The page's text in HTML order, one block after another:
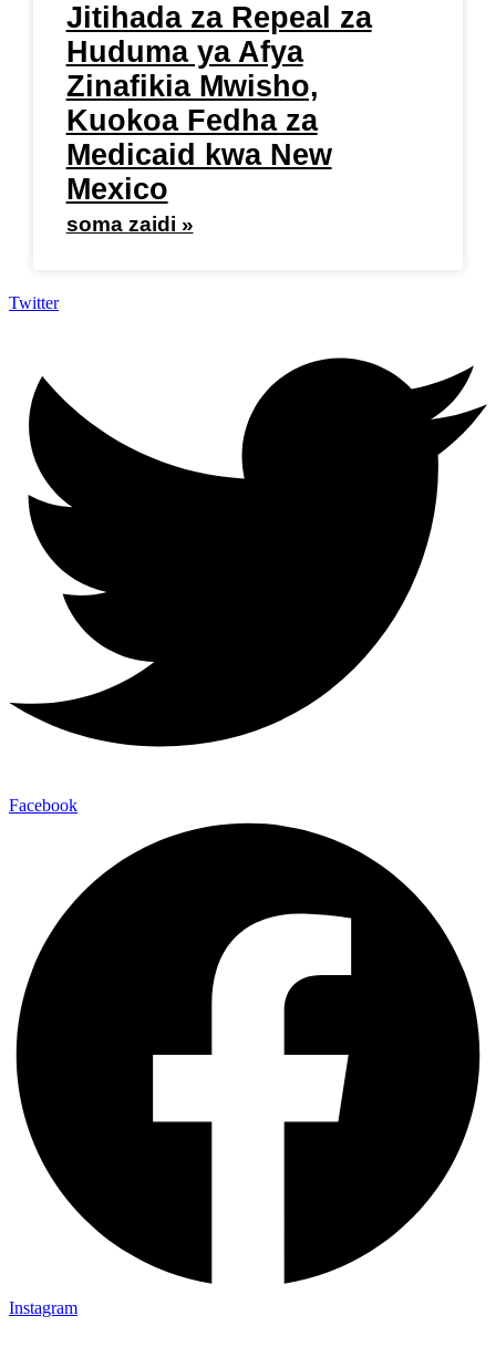
Jitihada za Repeal za
Huduma ya Afya
Zinafikia Mwisho,
Kuokoa Fedha za
Medicaid kwa New
Mexico
soma zaidi »
Twitter
Facebook
Instagram